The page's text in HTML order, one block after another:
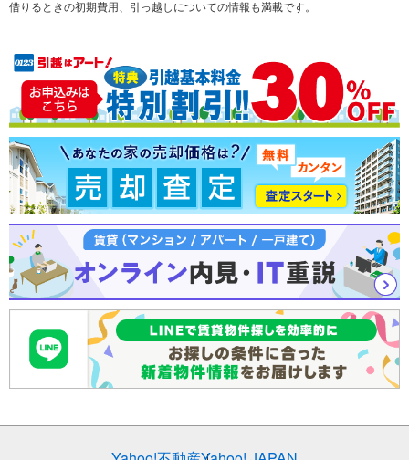
売却査定
借りるときの初期費用、引っ越しについての情報も満載です。